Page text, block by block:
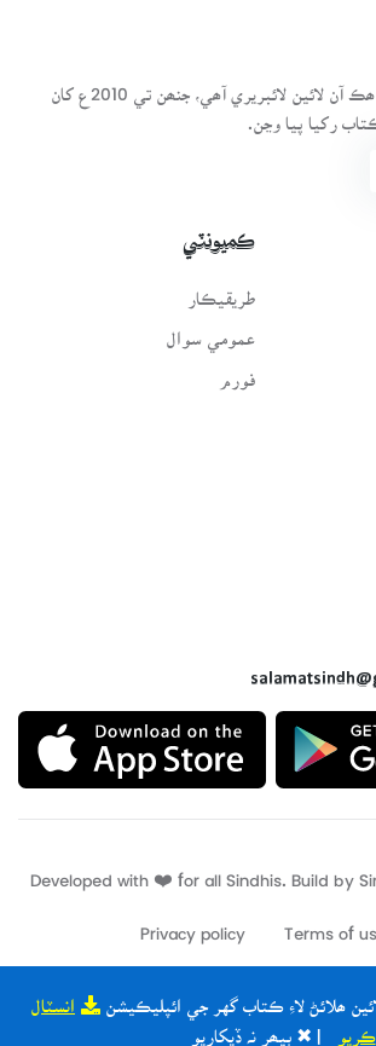
ھلائڻ لاءِ ڪتاب گهر جي ائپليڪيشن انسٽال
| ✖ ٻيھر نہ ڏيکاريو
سنڌسلامت ڪتاب گهر ھڪ آن لائين لائبريري آھي، جنھن تي 2010ع کان
رکيا پيا وڃن.
ڪميونٽي
طريقيڪار
عمومي سوال
فورم
Developed with ❤️ for all Sindhis. Build by
Terms of
Privacy policy